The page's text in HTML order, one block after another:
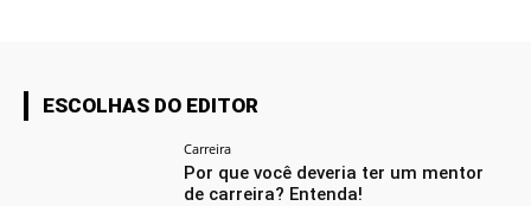
ESCOLHAS DO EDITOR
Carreira
Por que você deveria ter um mentor
de carreira? Entenda!